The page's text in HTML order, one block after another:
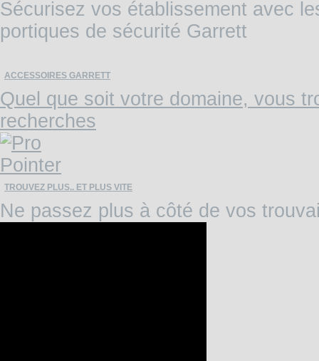
portiques de sécurité Garrett
Quel que soit votre domaine, vous
recherches
TROUVEZ PLUS.. ET PLUS VITE
Ne passez plus à côté de vos